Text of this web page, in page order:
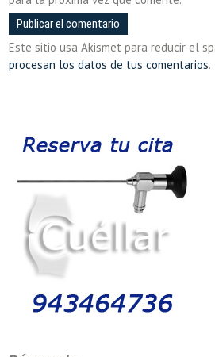
Este sitio usa Akismet para reducir el
procesan los datos de tus comentarios.